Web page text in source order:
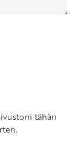
tähän